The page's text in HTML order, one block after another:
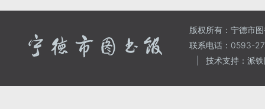
版权所有：宁德市
联系电话：0593-
技术支持：派